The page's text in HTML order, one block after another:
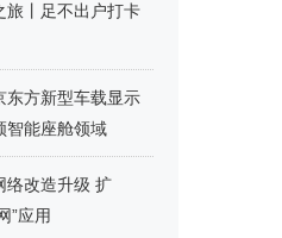
旅丨足不出户打卡
东方新型车载显示
智能座舱领域
络改造升级 扩
”应用